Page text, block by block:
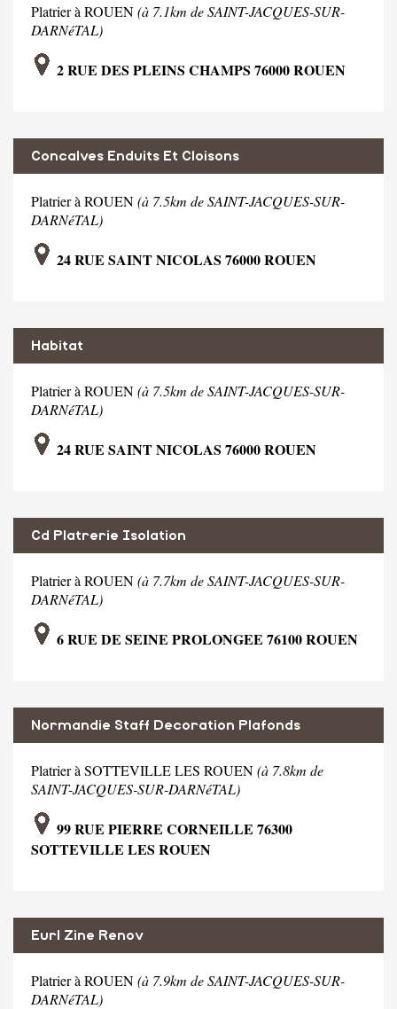
Platrier à ROUEN(à 7.1km de SAINT-JACQUES-SUR-
DARNéTAL)
2 RUE DES PLEINS CHAMPS 76000 ROUEN
Concalves Enduits Et Cloisons
Platrier à ROUEN(à 7.5km de SAINT-JACQUES-SUR-
DARNéTAL)
24 RUE SAINT NICOLAS 76000 ROUEN
Habitat
Platrier à ROUEN(à 7.5km de SAINT-JACQUES-SUR-
DARNéTAL)
24 RUE SAINT NICOLAS 76000 ROUEN
Cd Platrerie Isolation
Platrier à ROUEN(à 7.7km de SAINT-JACQUES-SUR-
DARNéTAL)
6 RUE DE SEINE PROLONGEE 76100 ROUEN
Normandie Staff Decoration Plafonds
Platrier à SOTTEVILLE LES ROUEN(à 7.8km de
SAINT-JACQUES-SUR-DARNéTAL)
99 RUE PIERRE CORNEILLE 76300
SOTTEVILLE LES ROUEN
Eurl Zine Renov
Platrier à ROUEN(à 7.9km de SAINT-JACQUES-SUR-
DARNéTAL)